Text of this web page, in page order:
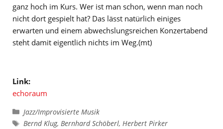
ganz hoch im Kurs. Wer ist man schon, wenn man noch
nicht dort gespielt hat? Das lässt natürlich einiges
erwarten und einem abwechslungsreichen Konzertabend
steht damit eigentlich nichts im Weg.(mt)
Link:
echoraum
Kategorien
Jazz/Improvisierte Musik
Schlagwörter
Bernd Klug,Bernhard Schöberl,Herbert Pirker